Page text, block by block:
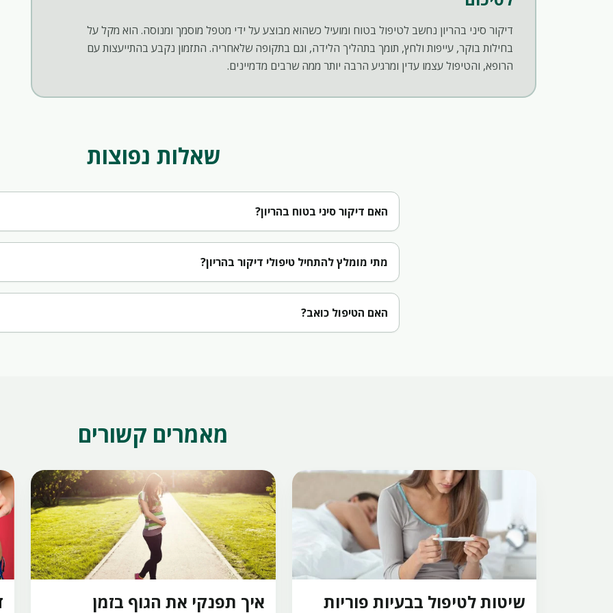
דיקור סיני בהריון נחשב לטיפול בטוח ומועיל כשהוא מבוצע על ידי מטפל מוסמך ומנוסה. הוא מקל על
בחילות בוקר, עייפות ולחץ, תומך בתהליך הלידה, וגם בתקופה שלאחריה. התזמון נקבע בהתייעצות עם
הרופא, והטיפול עצמו עדין ומרגיע הרבה יותר ממה שרבים מדמיינים.
שאלות נפוצות
האם דיקור סיני בטוח בהריון?
מתי מומלץ להתחיל טיפולי דיקור בהריון?
האם הטיפול כואב?
מאמרים קשורים
שיטות לטיפול בבעיות פוריות איך תפנקי את הגוף בזמן